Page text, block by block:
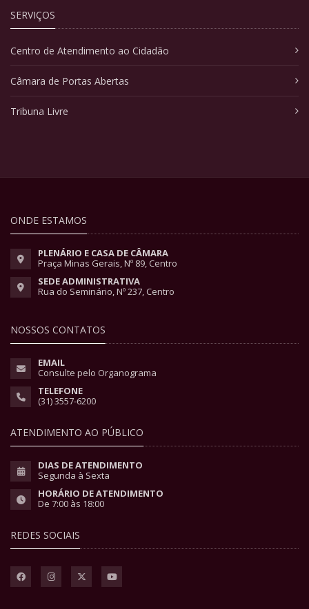
SERVIÇOS
Centro de Atendimento ao Cidadão
Câmara de Portas Abertas
Tribuna Livre
ONDE ESTAMOS
PLENÁRIO E CASA DE CÂMARA
Praça Minas Gerais, Nº 89, Centro
SEDE ADMINISTRATIVA
Rua do Seminário, Nº 237, Centro
NOSSOS CONTATOS
EMAIL
Consulte pelo Organograma
TELEFONE
(31) 3557-6200
ATENDIMENTO AO PÚBLICO
DIAS DE ATENDIMENTO
Segunda à Sexta
HORÁRIO DE ATENDIMENTO
De 7:00 às 18:00
REDES SOCIAIS